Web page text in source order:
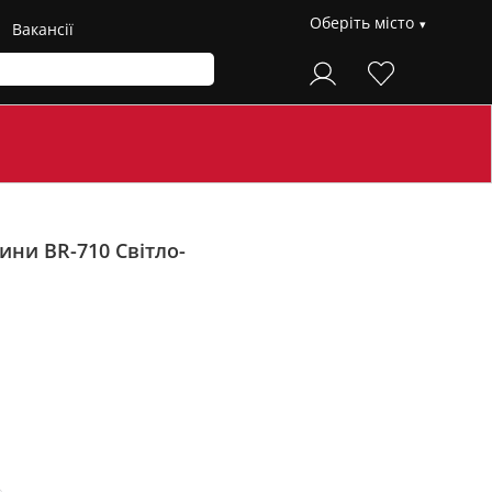
Вакансії Оберіть місто
BR-710 Світло-